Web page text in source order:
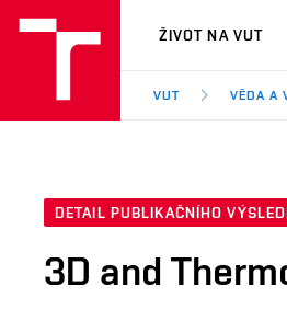
VUT
ŽIVOT NA VUT
VUT VĚDA A
DETAIL PUBLIKAČNÍHO
3D and